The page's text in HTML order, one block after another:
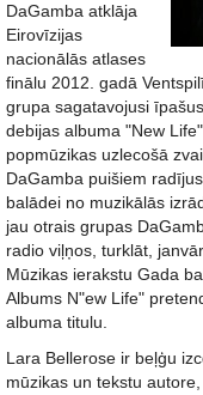
DaGamba atklāja
Eirovīzijas
nacionālās atlases
finālu 2012. gadā
grupa sagatavojusi
debijas albuma "New
popmūzikas uzlecošā
DaGamba puišiem
balādei no muzikālās
jau otrais grupas
radio viļņos, turklāt,
Mūzikas ierakstu Gada
Albums N"ew Life"
albuma titulu.
Lara Bellerose ir beļģu
mūzikas un tekstu